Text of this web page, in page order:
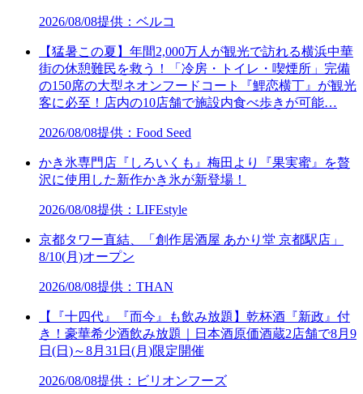
2026/08/08提供：ベルコ
【猛暑この夏】年間2,000万人が観光で訪れる横浜中華
街の休憩難民を救う！「冷房・トイレ・喫煙所」完備
の150席の大型ネオンフードコート『鯉恋横丁』が観光
客に必至！店内の10店舗で施設内食べ歩きが可能…
2026/08/08提供：Food Seed
かき氷専門店『しろいくも』梅田より『果実蜜』を贅
沢に使用した新作かき氷が新登場！
2026/08/08提供：LIFEstyle
京都タワー直結、「創作居酒屋 あかり堂 京都駅店」
8/10(月)オープン
2026/08/08提供：THAN
【『十四代』『而今』も飲み放題】乾杯酒『新政』付
き！豪華希少酒飲み放題｜日本酒原価酒蔵2店舗で8月9
日(日)～8月31日(月)限定開催
2026/08/08提供：ビリオンフーズ